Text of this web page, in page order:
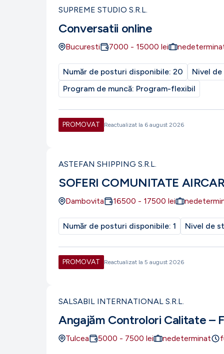
SUPREME STUDIO S.R.L.
Conversatii online
Bucuresti 7000 - 15000 lei
Număr de posturi disponibile: 20 Nivel
Program de muncă: Program-flexibil
PROMOVAT Reactualizat la 6 august 2026
ASTEFAN SHIPPING S.R.L.
SOFERI COMUNITATE
Dambovita 16500 - 17500 lei
Număr de posturi disponibile: 1 Nivel de
PROMOVAT Reactualizat la 5 august 2026
SALSABIL INTERNATIONAL S.R.L.
Angajăm Controlori Calitate –
Tulcea 5000 - 7500 lei nedeterminat